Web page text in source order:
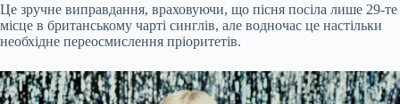
Це зручне виправдання, враховуючи, що пісня посіла лише 29-те
місце в британському чарті синглів, але водночас це настільки
необхідне переосмислення пріоритетів.